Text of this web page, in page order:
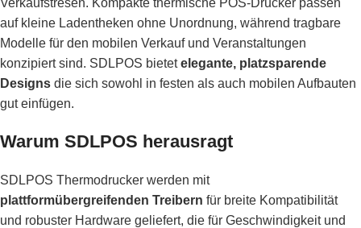
auf kleine Ladentheken ohne Unordnung, während tragbare
Modelle für den mobilen Verkauf und Veranstaltungen
konzipiert sind. SDLPOS bietetelegante, platzsparende
Designs die sich sowohl in festen als auch mobilen Aufbauten
gut einfügen.
Warum SDLPOS herausragt
SDLPOS Thermodrucker werden mit
plattformübergreifenden Treibern für breite Kompatibilität
und robuster Hardware geliefert, die für Geschwindigkeit und